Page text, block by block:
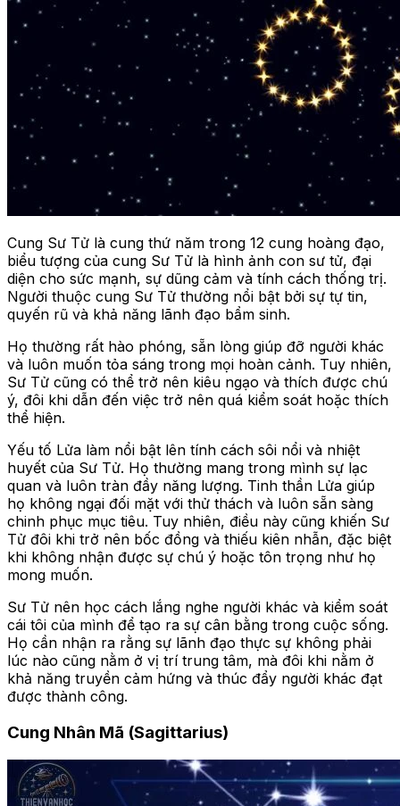
Cung Sư Tử là cung thứ năm trong 12 cung hoàng đạo,
biểu tượng của cung Sư Tử là hình ảnh con sư tử, đại
diện cho sức mạnh, sự dũng cảm và tính cách thống trị.
Người thuộc cung Sư Tử thường nổi bật bởi sự tự tin,
quyến rũ và khả năng lãnh đạo bẩm sinh.
Họ thường rất hào phóng, sẵn lòng giúp đỡ người khác
và luôn muốn tỏa sáng trong mọi hoàn cảnh. Tuy nhiên,
Sư Tử cũng có thể trở nên kiêu ngạo và thích được chú
ý, đôi khi dẫn đến việc trở nên quá kiểm soát hoặc thích
thể hiện.
Yếu tố Lửa làm nổi bật lên tính cách sôi nổi và nhiệt
huyết của Sư Tử. Họ thường mang trong mình sự lạc
quan và luôn tràn đầy năng lượng. Tinh thần Lửa giúp
họ không ngại đối mặt với thử thách và luôn sẵn sàng
chinh phục mục tiêu. Tuy nhiên, điều này cũng khiến Sư
Tử đôi khi trở nên bốc đồng và thiếu kiên nhẫn, đặc biệt
khi không nhận được sự chú ý hoặc tôn trọng như họ
mong muốn.
Sư Tử nên học cách lắng nghe người khác và kiểm soát
cái tôi của mình để tạo ra sự cân bằng trong cuộc sống.
Họ cần nhận ra rằng sự lãnh đạo thực sự không phải
lúc nào cũng nằm ở vị trí trung tâm, mà đôi khi nằm ở
khả năng truyền cảm hứng và thúc đẩy người khác đạt
được thành công.
Cung Nhân Mã (Sagittarius)